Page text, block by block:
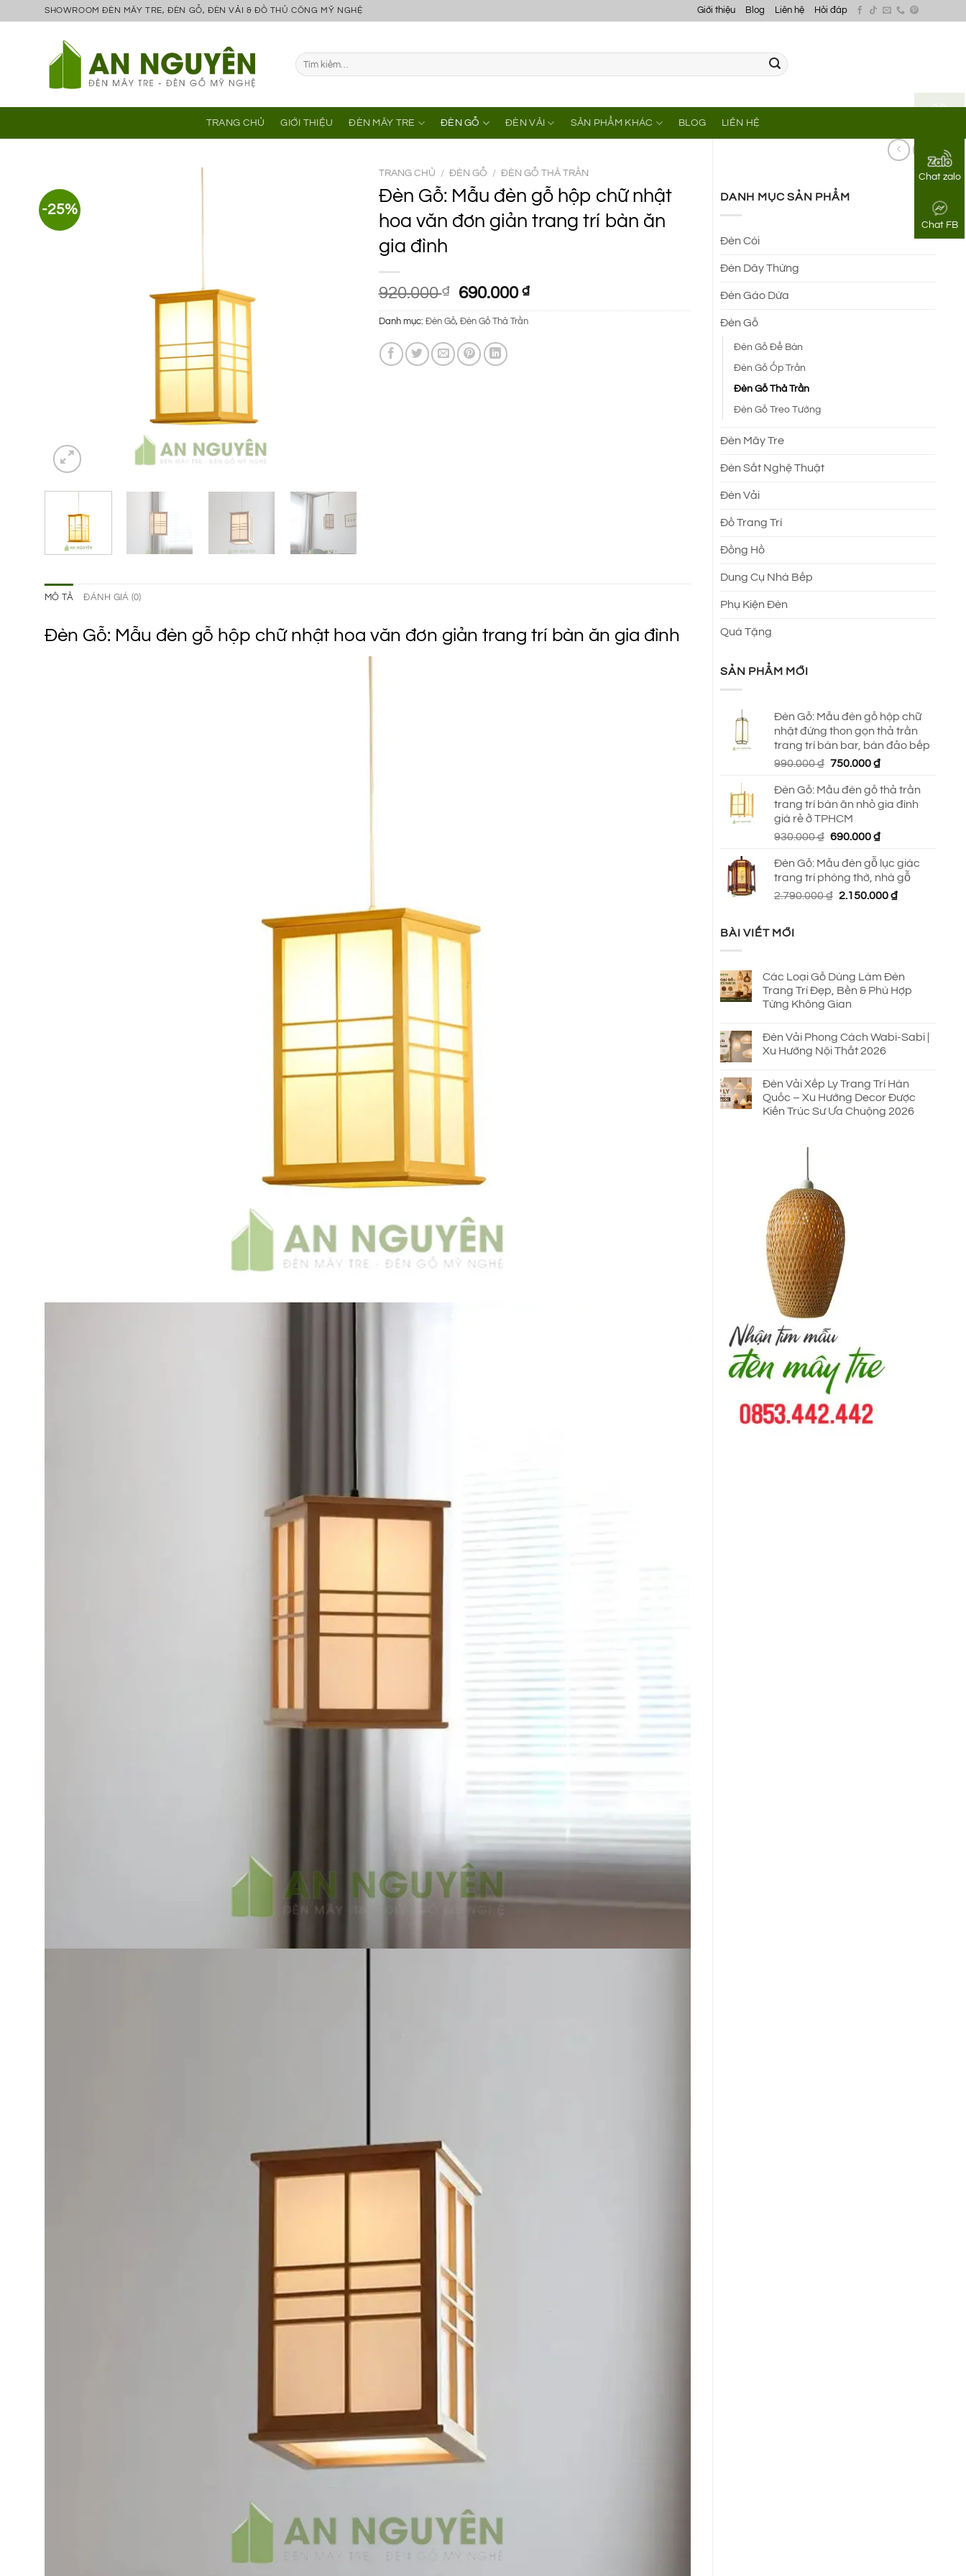
Chat zalo
Chat FB
SHOWROOM ĐÈN MÂY TRE, ĐÈN GỖ, ĐÈN VẢI & ĐỒ THỦ CÔNG MỸ NGHỆ Giới thiệu Blog Liên hệ Hỏi đáp
Tìm
kiếm:
TRANG CHỦ GIỚI THIỆU ĐÈN MÂY TRE ĐÈN GỖ ĐÈN VẢI SẢN PHẨM KHÁC BLOG LIÊN HỆ
DANH MỤC SẢN PHẨM
Đèn Cói
Đèn Dây Thừng
Đèn Gáo Dừa
Đèn Gỗ
Đèn Gỗ Để Bàn
Đèn Gỗ Ốp Trần
Đèn Gỗ Thả Trần
Đèn Gỗ Treo Tường
Đèn Mây Tre
Đèn Sắt Nghệ Thuật
Đèn Vải
Đồ Trang Trí
Đồng Hồ
Dung Cụ Nhà Bếp
Phụ Kiện Đèn
Quà Tặng
SẢN PHẨM MỚI
Đèn Gỗ: Mẫu đèn gỗ hộp chữ
nhật đứng thon gọn thả trần
trang trí bàn bar, bàn đảo bếp
990.000₫ Giá
là:
990.000 ₫.
750.000₫Giá
tại
là:
Đèn Gỗ: Mẫu đèn gỗ thả trần
trang trí bàn ăn nhỏ gia đình
giá rẻ ở TPHCM
930.000₫ Giá
là:
930.000 ₫.
690.000₫Giá
tại
là:
690.000 ₫.
Đèn Gỗ: Mẫu đèn gỗ lục giác
trang trí phòng thờ, nhà gỗ
2.790.000₫ Giá
2.150.000₫Giá
BÀI VIẾT MỚI
Các Loại Gỗ Dùng Làm Đèn
Trang Trí Đẹp, Bền & Phù Hợp
Từng Không Gian
Đèn Vải Phong Cách Wabi-Sabi |
Xu Hướng Nội Thất 2026
Đèn Vải Xếp Ly Trang Trí Hàn
Quốc – Xu Hướng Decor Được
Kiến Trúc Sư Ưa Chuộng 2026
-25%
TRANG CHỦ / ĐÈN GỖ / ĐÈN GỖ THẢ TRẦN
Đèn Gỗ: Mẫu đèn gỗ hộp chữ nhật
hoa văn đơn giản trang trí bàn ăn
gia đình
920.000₫
Giá
gốc
là:
920.000 ₫.
690.000 ₫Giá
hiện
Danh mục: Đèn Gỗ, Đèn Gỗ Thả Trần
MÔ TẢ ĐÁNH GIÁ (0)
Đèn Gỗ: Mẫu đèn gỗ hộp chữ nhật hoa văn đơn giản trang trí bàn ăn gia đình